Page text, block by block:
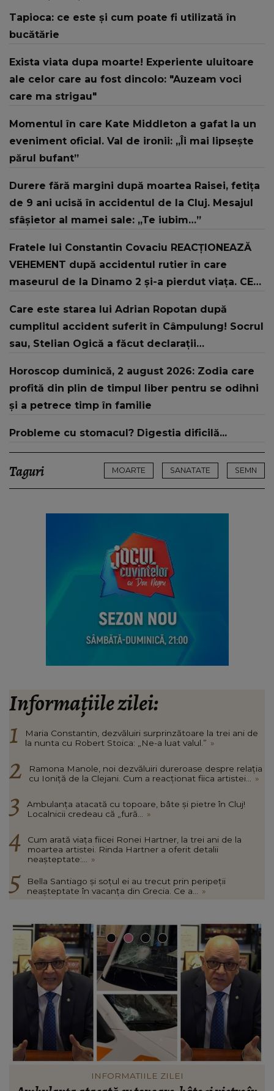
Tapioca: ce este și cum poate fi utilizată în
bucătărie
Exista viata dupa moarte! Experiente uluitoare
ale celor care au fost dincolo: "Auzeam voci
care ma strigau"
Momentul în care Kate Middleton a gafat la un
eveniment oficial. Val de ironii: „Îi mai lipsește
părul bufant”
Durere fără margini după moartea Raisei, fetița
de 9 ani ucisă în accidentul de la Cluj. Mesajul
sfâșietor al mamei sale: „Te iubim…”
Fratele lui Constantin Covaciu REACȚIONEAZĂ
VEHEMENT după accidentul rutier în care
maseurul de la Dinamo 2 și-a pierdut viața. CE
VOLAN şi gestul făcut înainte de impact:
"Nimeni nu s-a întrebat cum..."
Care este starea lui Adrian Ropotan după
cumplitul accident suferit în Câmpulung! Socrul
sau, Stelian Ogică a făcut declarații
Horoscop duminică, 2 august 2026: Zodia care
profită din plin de timpul liber pentru se odihni
și a petrece timp în familie
Probleme cu stomacul? Digestia dificilă...
Taguri MOARTE SANATATE SEMN
Informațiile zilei:
Maria Constantin, dezvăluiri surprinzătoare la trei ani de
la nunta cu Robert Stoica: „Ne-a luat valul.” »
Ramona Manole, noi dezvăluiri dureroase despre relația
cu Ioniță de la Clejani. Cum a reacționat fiica artistei...
»
Ambulanța atacată cu topoare, bâte și pietre în Cluj!
Localnicii credeau că „fură...
»
Cum arată viața fiicei Ronei Hartner, la trei ani de la
moartea artistei. Rinda Hartner a oferit detalii
neașteptate:...
»
Bella Santiago și soțul ei au trecut prin peripeții
neașteptate în vacanța din Grecia. Ce a...
»
VEDETE